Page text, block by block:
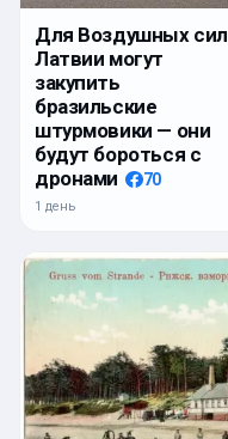
Для Воздушных сил
Латвии могут
закупить
бразильские
штурмовики — они
будут бороться с
дронами
70
1 день